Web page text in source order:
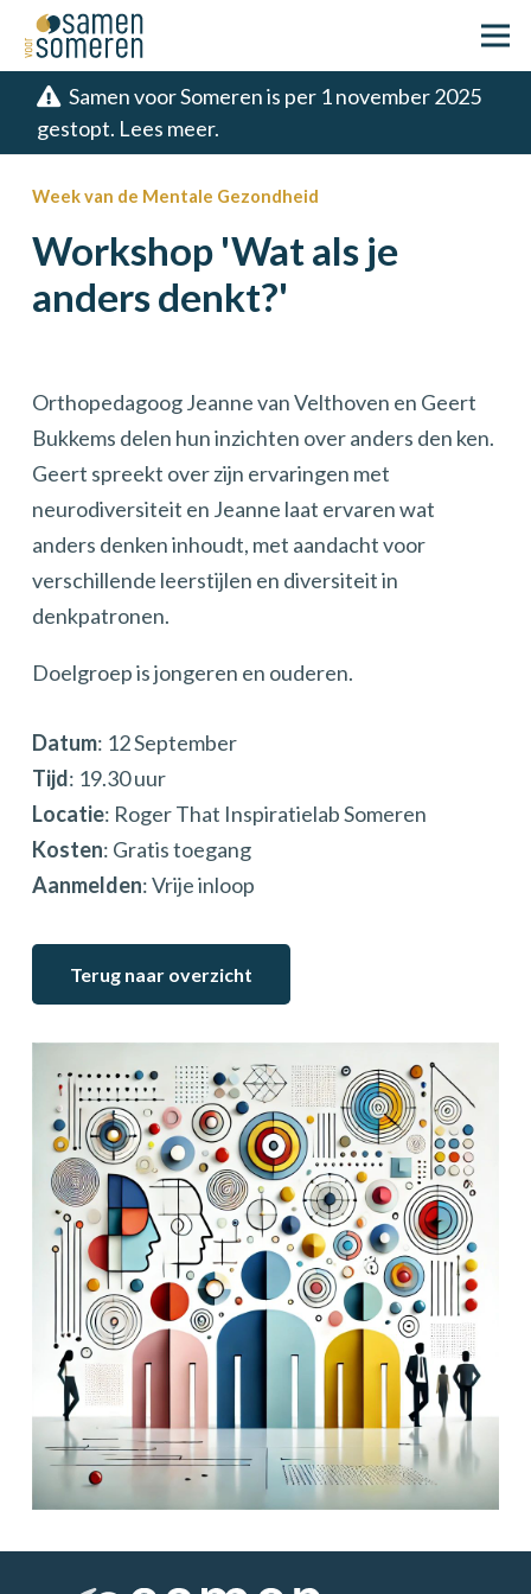
Samen voor Someren is per 1 november 2025
gestopt. Lees meer.
Week van de Mentale Gezondheid
Workshop 'Wat als je
anders denkt?'
Orthopedagoog Jeanne van Velthoven en Geert
Bukkems delen hun inzichten over anders den ken.
Geert spreekt over zijn ervaringen met
neurodiversiteit en Jeanne laat ervaren wat
anders denken inhoudt, met aandacht voor
verschillende leerstijlen en diversiteit in
denkpatronen.
Doelgroep is jongeren en ouderen.
Datum: 12 September
Tijd: 19.30 uur
Locatie: Roger That Inspiratielab Someren
Kosten: Gratis toegang
Aanmelden: Vrije inloop
Terug naar overzicht